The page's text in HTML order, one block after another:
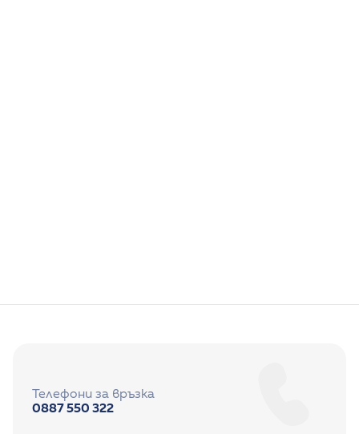
Телефони за връзка
0887 550 322